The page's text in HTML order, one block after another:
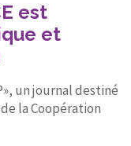
est
et
un journal destiné
la Coopération